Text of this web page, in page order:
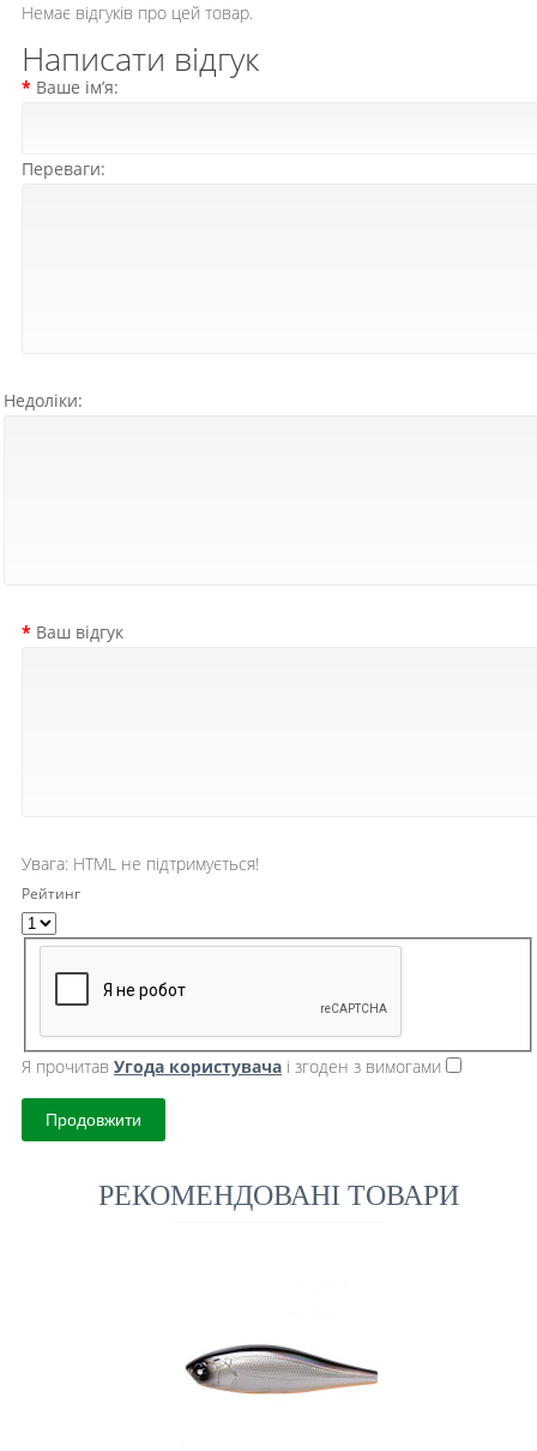
Немає відгуків про цей товар.
Написати відгук
Ваше ім’я:
Переваги:
Недоліки:
Ваш відгук
Увага: HTML не підтримується!
Рейтинг
Я прочитав Угода користувача і згоден з вимогами
Продовжити
РЕКОМЕНДОВАНІ ТОВАРИ